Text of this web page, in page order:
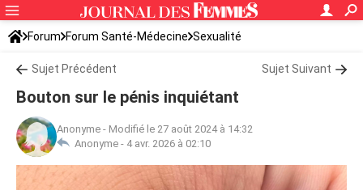
Forum Forum Santé-Médecine Sexualité
Sujet Précédent Sujet Suivant
Bouton sur le pénis inquiétant
Anonyme - Modifié le 27 août 2024 à 14:32
Anonyme - 4 avr. 2026 à 02:10